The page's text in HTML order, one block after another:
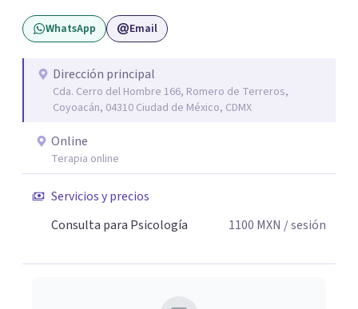
el mando de mi existencia y este es mi objetivo para mis
pacientes en un ambiente de compresión y
WhatsApp Email
Dirección principal
Cda. Cerro del Hombre 166, Romero de Terreros,
Coyoacán, 04310 Ciudad de México, CDMX
Online
Terapia online
Servicios y precios
Consulta para Psicología
1100 MXN / sesión